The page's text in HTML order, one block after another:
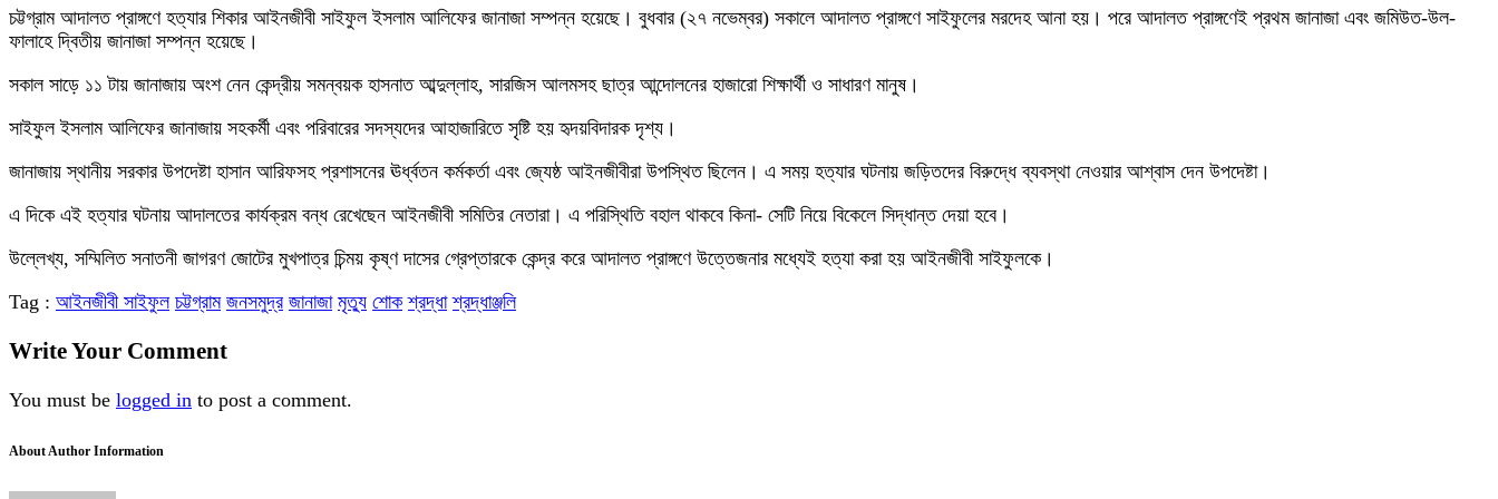
চট্টগ্রাম আদালত প্রাঙ্গণে হত্যার শিকার আইনজীবী সাইফুল ইসলাম আলিফের জানাজা সম্পন্ন হয়েছে। বুধবার (২৭ নভেম্বর) সকালে আদালত প্রাঙ্গণে সাইফুলের মরদেহ আনা হয়। পরে আদালত প্রাঙ্গণেই প্রথম জানাজা এবং জমিউত-উল-
ফালাহে দ্বিতীয় জানাজা সম্পন্ন হয়েছে।
সকাল সাড়ে ১১ টায় জানাজায় অংশ নেন কেন্দ্রীয় সমন্বয়ক হাসনাত আব্দুল্লাহ, সারজিস আলমসহ ছাত্র আন্দোলনের হাজারো শিক্ষার্থী ও সাধারণ মানুষ।
সাইফুল ইসলাম আলিফের জানাজায় সহকর্মী এবং পরিবারের সদস্যদের আহাজারিতে সৃষ্টি হয় হৃদয়বিদারক দৃশ্য।
জানাজায় স্থানীয় সরকার উপদেষ্টা হাসান আরিফসহ প্রশাসনের ঊর্ধ্বতন কর্মকর্তা এবং জ্যেষ্ঠ আইনজীবীরা উপস্থিত ছিলেন। এ সময় হত্যার ঘটনায় জড়িতদের বিরুদ্ধে ব্যবস্থা নেওয়ার আশ্বাস দেন উপদেষ্টা।
এ দিকে এই হত্যার ঘটনায় আদালতের কার্যক্রম বন্ধ রেখেছেন আইনজীবী সমিতির নেতারা। এ পরিস্থিতি বহাল থাকবে কিনা- সেটি নিয়ে বিকেলে সিদ্ধান্ত দেয়া হবে।
উল্লেখ্য, সম্মিলিত সনাতনী জাগরণ জোটের মুখপাত্র চিন্ময় কৃষ্ণ দাসের গ্রেপ্তারকে কেন্দ্র করে আদালত প্রাঙ্গণে উত্তেজনার মধ্যেই হত্যা করা হয় আইনজীবী সাইফুলকে।
Tag : আইনজীবী সাইফুল চট্টগ্রাম জনসমুদ্র জানাজা মৃত্যু শোক শ্রদ্ধা শ্রদ্ধাঞ্জলি
Write Your Comment
You must be logged in to post a comment.
About Author Information